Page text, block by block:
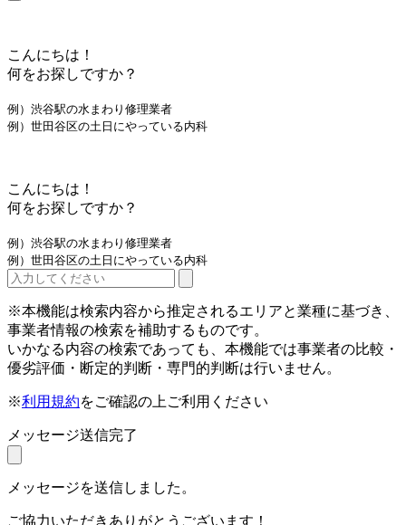
こんにちは！
何をお探しですか？
例）渋谷駅の水まわり修理業者
例）世田谷区の土日にやっている内科
こんにちは！
何をお探しですか？
例）渋谷駅の水まわり修理業者
例）世田谷区の土日にやっている内科
※本機能は検索内容から推定されるエリアと業種に基づき、
事業者情報の検索を補助するものです。
いかなる内容の検索であっても、本機能では事業者の比較・
優劣評価・断定的判断・専門的判断は行いません。
※利用規約をご確認の上ご利用ください
メッセージ送信完了
メッセージを送信しました。
ご協力いただきありがとうございます！